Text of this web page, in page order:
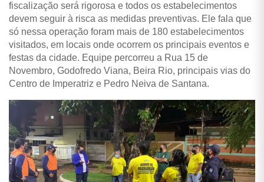
fiscalização será rigorosa e todos os estabelecimentos
devem seguir à risca as medidas preventivas. Ele fala que
só nessa operação foram mais de 180 estabelecimentos
visitados, em locais onde ocorrem os principais eventos e
festas da cidade. Equipe percorreu a Rua 15 de
Novembro, Godofredo Viana, Beira Rio, principais vias do
Centro de Imperatriz e Pedro Neiva de Santana.